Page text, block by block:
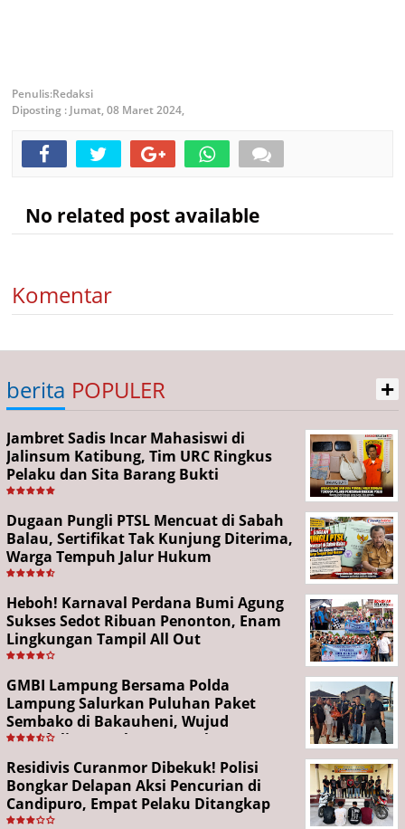
Redaksi
Diposting : Jumat, 08 Maret 2024,
No related post available
Komentar
berita POPULER +
Jambret Sadis Incar Mahasiswi di
Jalinsum Katibung, Tim URC Ringkus
Pelaku dan Sita Barang Bukti
Dugaan Pungli PTSL Mencuat di Sabah
Balau, Sertifikat Tak Kunjung Diterima,
Warga Tempuh Jalur Hukum
Heboh! Karnaval Perdana Bumi Agung
Sukses Sedot Ribuan Penonton, Enam
Lingkungan Tampil All Out
GMBI Lampung Bersama Polda
Lampung Salurkan Puluhan Paket
Sembako di Bakauheni, Wujud
Kepedulian Sambut HUT RI ke-81
Residivis Curanmor Dibekuk! Polisi
Bongkar Delapan Aksi Pencurian di
Candipuro, Empat Pelaku Ditangkap